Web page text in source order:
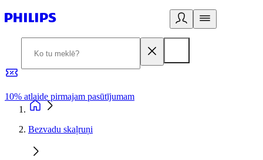
10% atlaide pirmajam pasūtījumam
Bezvadu skaļruņi